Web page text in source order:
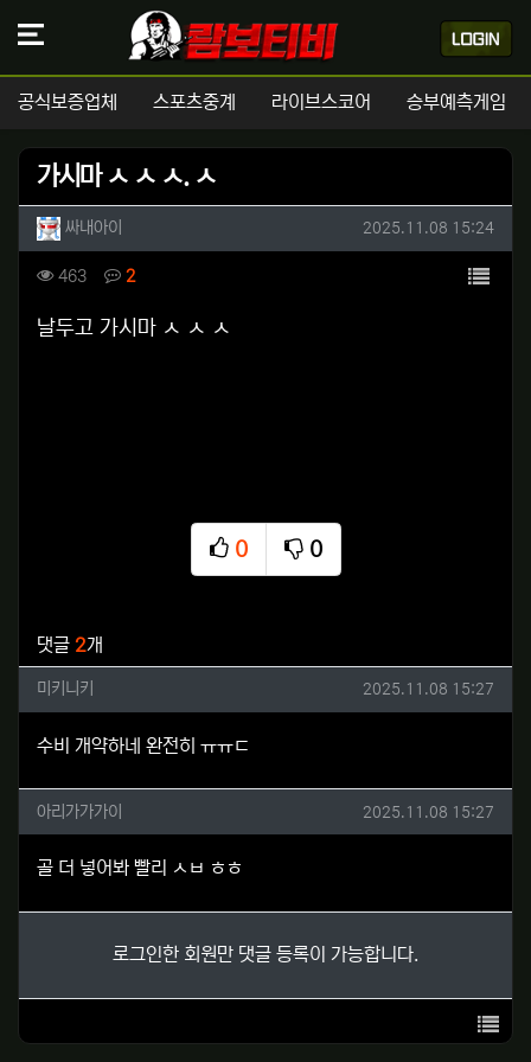
공식보증업체 스포츠중계 라이브스코어 승부예측게임
가시마 ㅅ ㅅ ㅅ. ㅅ
작성자 정보
싸내아이 작성일
2025.11.08 15:24
컨텐츠 정보
463조회 2댓글 목록
본문
날두고 가시마 ㅅ ㅅ ㅅ
0
추천
0
비추천
댓글 2개
미키니키님의 댓글
미키니키 작성일
2025.11.08 15:27
수비 개약하네 완전히 ㅠㅠㄷ
아리가가가이님의 댓글
아리가가가이 작성일
2025.11.08 15:27
골 더 넣어봐 빨리 ㅅㅂ ㅎㅎ
로그인한 회원만 댓글 등록이 가능합니다.
목록